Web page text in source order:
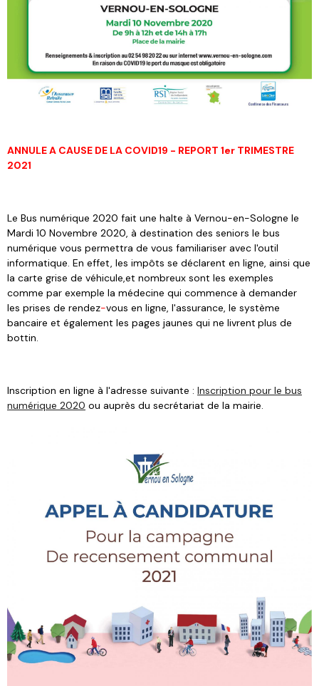
ANNULE A CAUSE DE LA COVID19 - REPORT 1er TRIMESTRE
2021
Le Bus numérique 2020 fait une halte à Vernou-en-Sologne le
Mardi 10 Novembre 2020, à destination des seniors le bus
numérique vous permettra de vous familiariser avec l'outil
informatique. En effet, les impôts se déclarent en ligne, ainsi que
la carte grise de véhicule,et nombreux sont les exemples
comme par exemple la médecine qui commence à demander
les prises de rendez-vous en ligne, l'assurance, le système
bancaire et également les pages jaunes qui ne livrent plus de
bottin.
Inscription en ligne à l'adresse suivante : Inscription pour le bus
numérique 2020 ou auprès du secrétariat de la mairie.